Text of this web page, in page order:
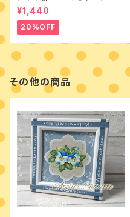
ペイントとカントリードールのミ
ニボード
¥1,440
20%OFF
その他の商品